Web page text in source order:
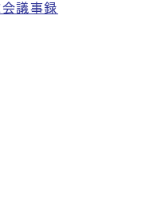
議事録